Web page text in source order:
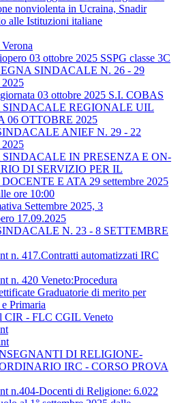
nonviolenta in Ucraina, Snadir
alle Istituzioni italiane
03 ottobre 2025 SSPG classe 3C
SINDACALE N. 26 - 29
03 ottobre 2025 S.I. COBAS
SINDACALE REGIONALE UIL
06 OTTOBRE 2025
ANIEF N. 29 - 22
IN PRESENZA E ON-
DI SERVIZIO PER IL
E ATA 29 settembre 2025
ore 10:00
Settembre 2025, 3
17.09.2025
N. 23 - 8 SETTEMBRE
n. 417.Contratti automatizzati IRC
n. 420 Veneto:Procedura
Graduatorie di merito per
Primaria
CIR - FLC CGIL Veneto
DI RELIGIONE-
IRC - CORSO PROVA
n.404-Docenti di Religione: 6.022